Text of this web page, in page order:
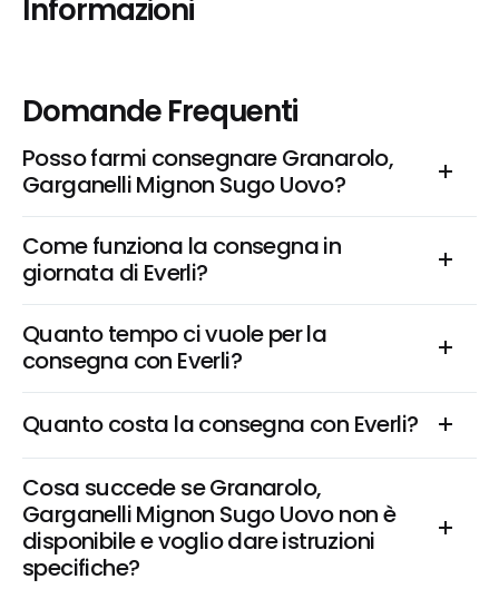
Informazioni
Domande Frequenti
Posso farmi consegnare Granarolo,
Garganelli Mignon Sugo Uovo?
Come funziona la consegna in
giornata di Everli?
Quanto tempo ci vuole per la
consegna con Everli?
Quanto costa la consegna con Everli?
Cosa succede se Granarolo,
Garganelli Mignon Sugo Uovo non è
disponibile e voglio dare istruzioni
specifiche?